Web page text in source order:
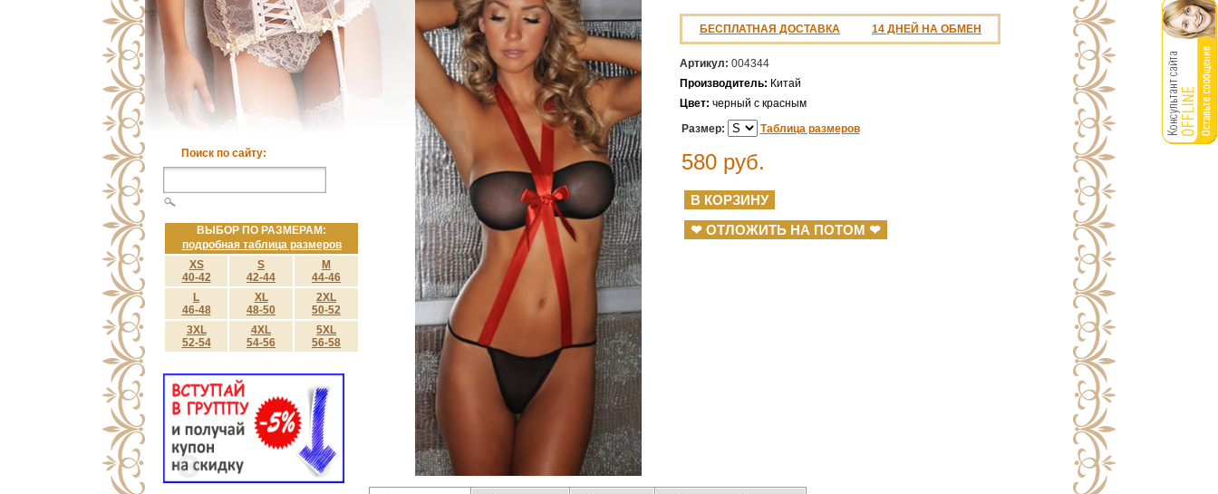
Поиск по сайту:
ВЫБОР ПО РАЗМЕРАМ:
подробная таблица размеров
XS
40-42
S
42-44
M
44-46
L
46-48
XL
48-50
2XL
50-52
3XL
52-54
4XL
54-56
5XL
56-58
БЕСПЛАТНАЯ ДОСТАВКА 14 ДНЕЙ НА ОБМЕН
Артикул: 004344
Производитель: Китай
Цвет: черный с красным
Размер:
Таблица размеров
580руб.
❤ ОТЛОЖИТЬ НА ПОТОМ ❤